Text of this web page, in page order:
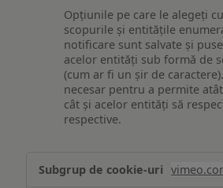
Opțiunile pe care le alegeți
scopurile și entitățile
notificare sunt salvate și
acelor entități sub formă de
(cum ar fi un șir de
necesar pentru a permite
cât și acelor entități să
respective.
funcționalităților